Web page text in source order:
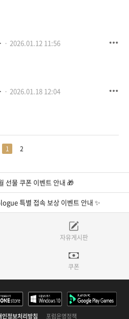
2026.01.12 11:56
2026.01.18 12:04
1 2
선물 쿠폰 이벤트 안내 🎁
특별 접속 보상 이벤트 안내 ✨
자유게시판
쿠폰
인정보처리방침 포럼운영정책